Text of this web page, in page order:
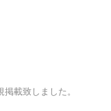
載致しました。